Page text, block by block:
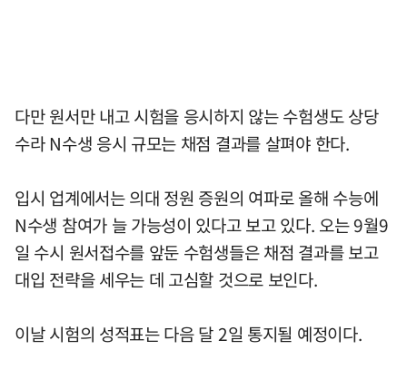
다만 원서만 내고 시험을 응시하지 않는 수험생도 상당
수라 N수생 응시 규모는 채점 결과를 살펴야 한다.
입시 업계에서는 의대 정원 증원의 여파로 올해 수능에
N수생 참여가 늘 가능성이 있다고 보고 있다. 오는 9월9
일 수시 원서접수를 앞둔 수험생들은 채점 결과를 보고
대입 전략을 세우는 데 고심할 것으로 보인다.
이날 시험의 성적표는 다음 달 2일 통지될 예정이다.